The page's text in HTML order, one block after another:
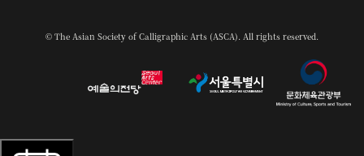
© The Asian Society of Calligraphic Arts (ASCA). All rights reserved.